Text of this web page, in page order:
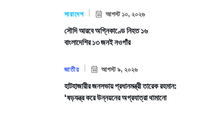
সারাদেশ আগস্ট ১০, ২০২৬
সৌদি আরবে অগ্নিকাণ্ডে নিহত ১৬
বাংলাদেশির ১৩ জনই নওগাঁর
জাতীয় আগস্ট ৯, ২০২৬
হাটহাজারীর জনসভায় প্রধানমন্ত্রী তারেক রহমান:
‘ষড়যন্ত্র করে উন্নয়নের অগ্রযাত্রা থামানো